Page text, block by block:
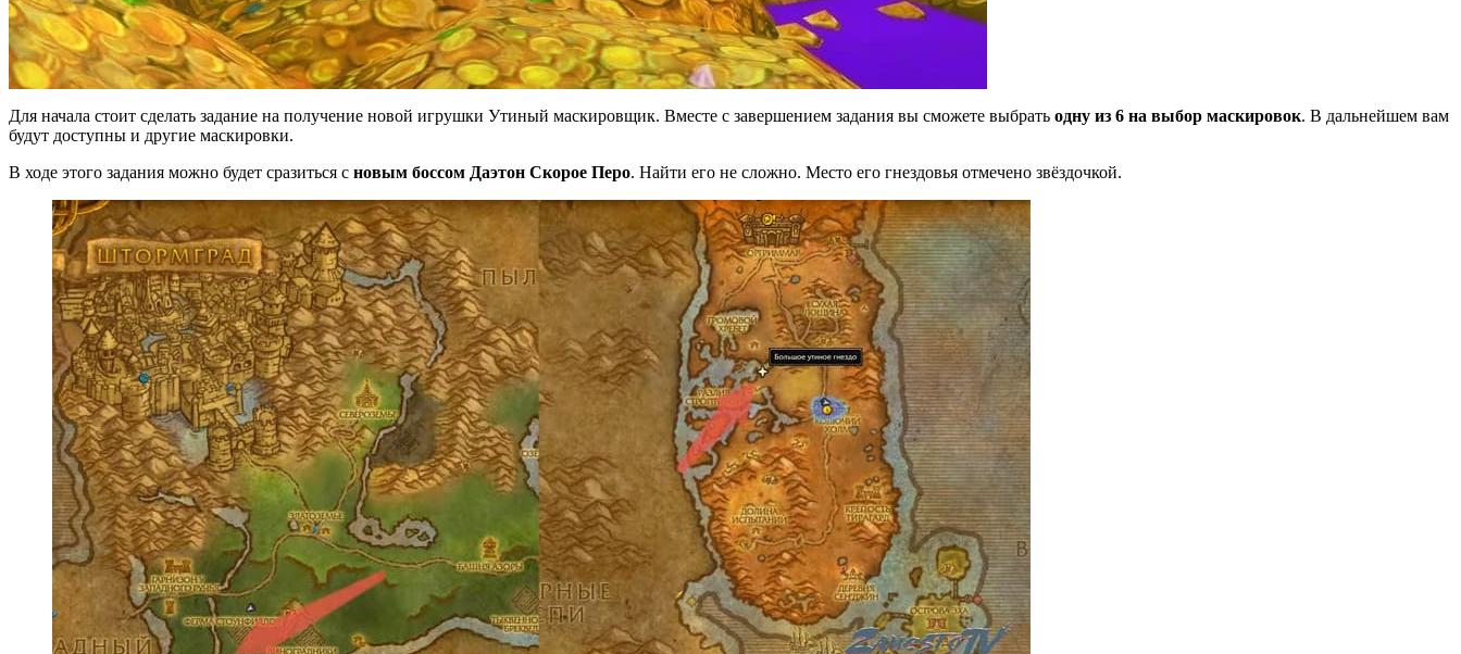
Для начала стоит сделать задание на получение новой игрушки Утиный маскировщик. Вместе с завершением задания вы сможете выбрать одну из 6 на выбор маскировок. В дальнейшем вам
будут доступны и другие маскировки.
В ходе этого задания можно будет сразиться с новым боссом Даэтон Скорое Перо. Найти его не сложно. Место его гнездовья отмечено звёздочкой.